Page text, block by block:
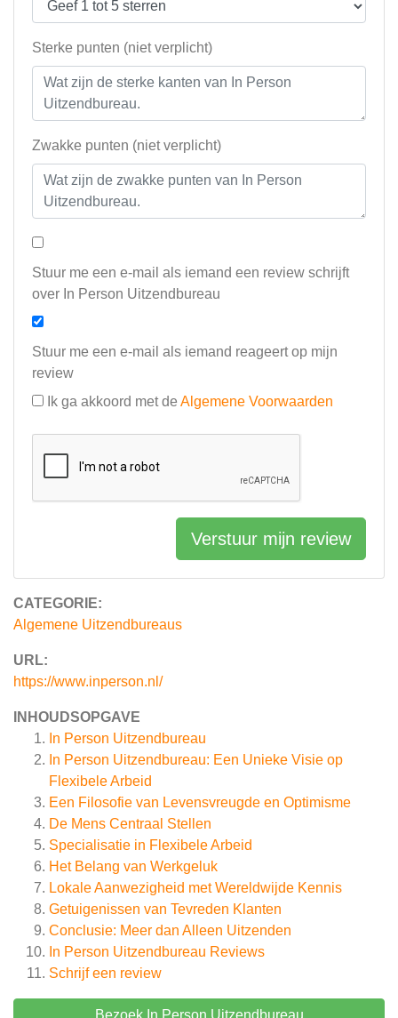
CATEGORIE:
Algemene Uitzendbureaus
URL:
https://www.inperson.nl/
INHOUDSOPGAVE
In Person Uitzendbureau
In Person Uitzendbureau: Een Unieke Visie op
Flexibele Arbeid
Een Filosofie van Levensvreugde en Optimisme
De Mens Centraal Stellen
Specialisatie in Flexibele Arbeid
Het Belang van Werkgeluk
Lokale Aanwezigheid met Wereldwijde Kennis
Getuigenissen van Tevreden Klanten
Conclusie: Meer dan Alleen Uitzenden
In Person Uitzendbureau Reviews
Schrijf een review
Sterke punten (niet verplicht)
Zwakke punten (niet verplicht)
Stuur me een e-mail als iemand een review schrijft
over In Person Uitzendbureau
Stuur me een e-mail als iemand reageert op mijn
review
Ik ga akkoord met de Algemene Voorwaarden
Verstuur mijn review